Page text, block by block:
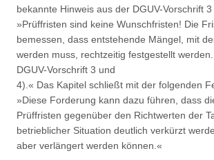
bekannte Hinweis aus der DGUV-Vorschrift
»Prüffristen sind keine Wunschfristen! Die
bemessen, dass entstehende Mängel, mit
werden muss, rechtzeitig festgestellt werden.
DGUV-Vorschrift 3 und
4).« Das Kapitel schließt mit der folgenden
»Diese Forderung kann dazu führen, dass
Prüffristen gegenüber den Richtwerten der
betrieblicher Situation deutlich verkürzt
aber verlängert werden können.«